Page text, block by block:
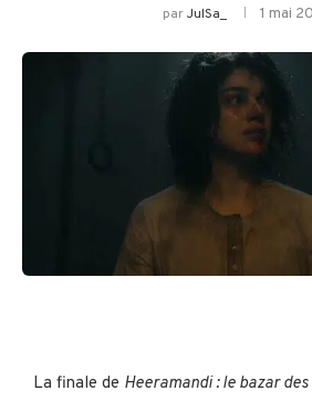
parJulSa_ 1 mai
La finale de Heeramandi : le bazar